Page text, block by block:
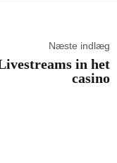
Næste indlæg
in het
casino